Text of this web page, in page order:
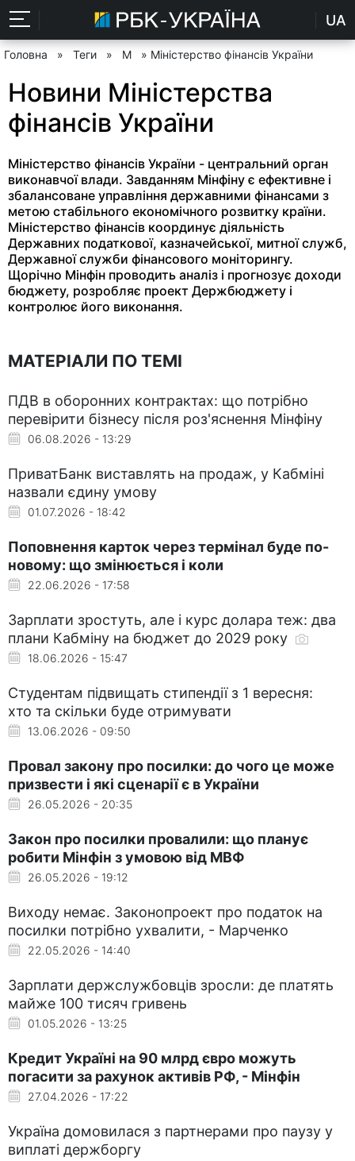
UA
Головна » Теги » М » Міністерство фінансів України
Новини Міністерства
фінансів України
Міністерство фінансів України - центральний орган
виконавчої влади. Завданням Мінфіну є ефективне і
збалансоване управління державними фінансами з
метою стабільного економічного розвитку країни.
Міністерство фінансів координує діяльність
Державних податкової, казначейської, митної служб,
Державної служби фінансового моніторингу.
Щорічно Мінфін проводить аналіз і прогнозує доходи
бюджету, розробляє проект Держбюджету і
контролює його виконання.
МАТЕРІАЛИ ПО ТЕМІ
ПДВ в оборонних контрактах: що потрібно
перевірити бізнесу після роз'яснення Мінфіну
06.08.2026 - 13:29
ПриватБанк виставлять на продаж, у Кабміні
назвали єдину умову
01.07.2026 - 18:42
Поповнення карток через термінал буде по-
новому: що змінюється і коли
22.06.2026 - 17:58
Зарплати зростуть, але і курс долара теж: два
плани Кабміну на бюджет до 2029 року
18.06.2026 - 15:47
Студентам підвищать стипендії з 1 вересня:
хто та скільки буде отримувати
13.06.2026 - 09:50
Провал закону про посилки: до чого це може
призвести і які сценарії є в України
26.05.2026 - 20:35
Закон про посилки провалили: що планує
робити Мінфін з умовою від МВФ
26.05.2026 - 19:12
Виходу немає. Законопроект про податок на
посилки потрібно ухвалити, - Марченко
22.05.2026 - 14:40
Зарплати держслужбовців зросли: де платять
майже 100 тисяч гривень
01.05.2026 - 13:25
Кредит Україні на 90 млрд євро можуть
погасити за рахунок активів РФ, - Мінфін
27.04.2026 - 17:22
Україна домовилася з партнерами про паузу у
виплаті держборгу